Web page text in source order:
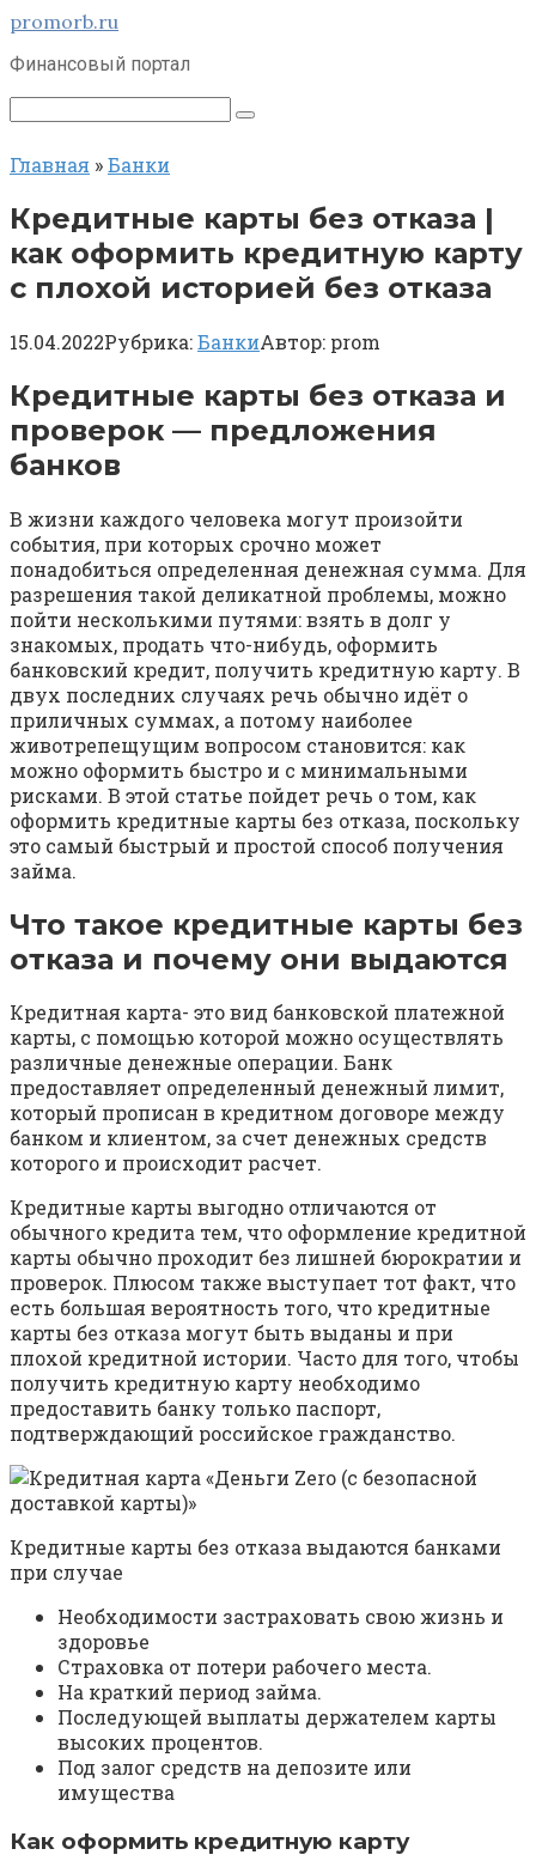
Перейти
контенту
promorb.ru
Финансовый портал
Поиск:
Главная »Банки
Кредитные карты без отказа |
как оформить кредитную карту
с плохой историей без отказа
15.04.2022Рубрика:БанкиАвтор: prom
​Кредитные карты без отказа и
проверок — предложения
банков
В жизни каждого человека могут произойти
события, при которых срочно может
понадобиться определенная денежная сумма. Для
разрешения такой деликатной проблемы, можно
пойти несколькими путями: взять в долг у
знакомых, продать что-нибудь, оформить
банковский кредит, получить кредитную карту. В
двух последних случаях речь обычно идёт о
приличных суммах, а потому наиболее
животрепещущим вопросом становится: как
можно оформить быстро и с минимальными
рисками. В этой статье пойдет речь о том, как
оформить кредитные карты без отказа, поскольку
это самый быстрый и простой способ получения
займа.
Что такое кредитные карты без
отказа и почему они выдаются
Кредитная карта- это вид банковской платежной
карты, с помощью которой можно осуществлять
различные денежные операции. Банк
предоставляет определенный денежный лимит,
который прописан в кредитном договоре между
банком и клиентом, за счет денежных средств
которого и происходит расчет.
Кредитные карты выгодно отличаются от
обычного кредита тем, что оформление кредитной
карты обычно проходит без лишней бюрократии и
проверок. Плюсом также выступает тот факт, что
есть большая вероятность того, что кредитные
карты без отказа могут быть выданы и при
плохой кредитной истории. Часто для того, чтобы
получить кредитную карту необходимо
предоставить банку только паспорт,
подтверждающий российское гражданство.
Кредитные карты без отказа выдаются банками
при случае
Необходимости застраховать свою жизнь и
здоровье
Страховка от потери рабочего места.
На краткий период займа.
Последующей выплаты держателем карты
высоких процентов.
Под залог средств на депозите или
имущества
Как оформить кредитную карту